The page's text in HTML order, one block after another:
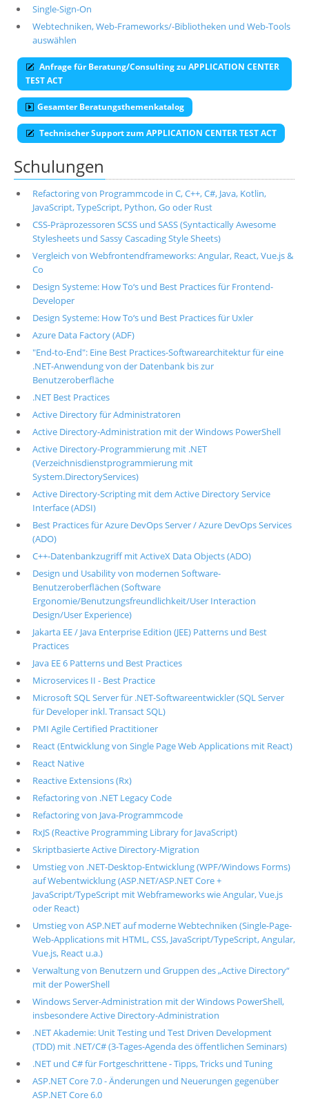
Single-Sign-On
Webtechniken, Web-Frameworks/-Bibliotheken und Web-Tools
auswählen
Anfrage für Beratung/Consulting zu APPLICATION CENTER
TEST ACT
Gesamter Beratungsthemenkatalog
Technischer Support zum APPLICATION CENTER TEST ACT
Schulungen
Refactoring von Programmcode in C, C++, C#, Java, Kotlin,
JavaScript, TypeScript, Python, Go oder Rust
CSS-Präprozessoren SCSS und SASS (Syntactically Awesome
Stylesheets und Sassy Cascading Style Sheets)
Vergleich von Webfrontendframeworks: Angular, React, Vue.js &
Co
Design Systeme: How To‘s und Best Practices für Frontend-
Developer
Design Systeme: How To‘s und Best Practices für Uxler
Azure Data Factory (ADF)
"End-to-End": Eine Best Practices-Softwarearchitektur für eine
.NET-Anwendung von der Datenbank bis zur
Benutzeroberfläche
.NET Best Practices
Active Directory für Administratoren
Active Directory-Administration mit der Windows PowerShell
Active Directory-Programmierung mit .NET
(Verzeichnisdienstprogrammierung mit
System.DirectoryServices)
Active Directory-Scripting mit dem Active Directory Service
Interface (ADSI)
Best Practices für Azure DevOps Server / Azure DevOps Services
(ADO)
C++-Datenbankzugriff mit ActiveX Data Objects (ADO)
Design und Usability von modernen Software-
Benutzeroberflächen (Software
Ergonomie/Benutzungsfreundlichkeit/User Interaction
Design/User Experience)
Jakarta EE / Java Enterprise Edition (JEE) Patterns und Best
Practices
Java EE 6 Patterns und Best Practices
Microservices II - Best Practice
Microsoft SQL Server für .NET-Softwareentwickler (SQL Server
für Developer inkl. Transact SQL)
PMI Agile Certified Practitioner
React (Entwicklung von Single Page Web Applications mit React)
React Native
Reactive Extensions (Rx)
Refactoring von .NET Legacy Code
Refactoring von Java-Programmcode
RxJS (Reactive Programming Library for JavaScript)
Skriptbasierte Active Directory-Migration
Umstieg von .NET-Desktop-Entwicklung (WPF/Windows Forms)
auf Webentwicklung (ASP.NET/ASP.NET Core +
JavaScript/TypeScript mit Webframeworks wie Angular, Vue.js
oder React)
Umstieg von ASP.NET auf moderne Webtechniken (Single-Page-
Web-Applications mit HTML, CSS, JavaScript/TypeScript, Angular,
Vue.js, React u.a.)
Verwaltung von Benutzern und Gruppen des „Active Directory“
mit der PowerShell
Windows Server-Administration mit der Windows PowerShell,
insbesondere Active Directory-Administration
.NET Akademie: Unit Testing und Test Driven Development
(TDD) mit .NET/C# (3-Tages-Agenda des öffentlichen Seminars)
.NET und C# für Fortgeschrittene - Tipps, Tricks und Tuning
ASP.NET Core 7.0 - Änderungen und Neuerungen gegenüber
ASP.NET Core 6.0